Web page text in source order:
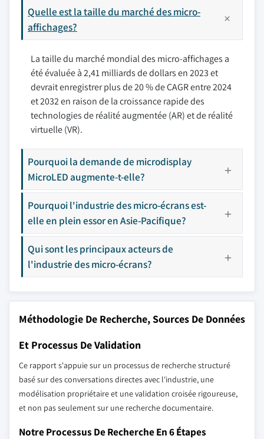
Quelle est la taille du marché des micro-
affichages?
La taille du marché mondial des micro-affichages a
été évaluée à 2,41 milliards de dollars en 2023 et
devrait enregistrer plus de 20 % de CAGR entre 2024
et 2032 en raison de la croissance rapide des
technologies de réalité augmentée (AR) et de réalité
virtuelle (VR).
Pourquoi la demande de microdisplay
MicroLED augmente-t-elle?
Pourquoi l'industrie des micro-écrans est-
elle en plein essor en Asie-Pacifique?
Qui sont les principaux acteurs de
l'industrie des micro-écrans?
Méthodologie De Recherche, Sources De Données
Et Processus De Validation
Ce rapport s'appuie sur un processus de recherche structuré
basé sur des conversations directes avec l'industrie, une
modélisation propriétaire et une validation croisée rigoureuse,
et non pas seulement sur une recherche documentaire.
Notre Processus De Recherche En 6 Étapes